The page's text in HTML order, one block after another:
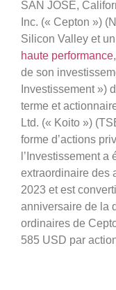
SAN JOSÉ,
Inc. (« Cepton »)
Silicon Valley et
haute performance
de son
Investissement »)
terme et
Ltd. (« Koito »)
forme d’actions
l’Investissement
extraordinaire des
2023 et est
anniversaire de la
ordinaires de
585 USD par